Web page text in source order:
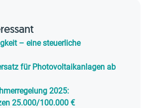
– eine steuerliche
für Photovoltaikanlagen ab
2025:
25.000/100.000 €